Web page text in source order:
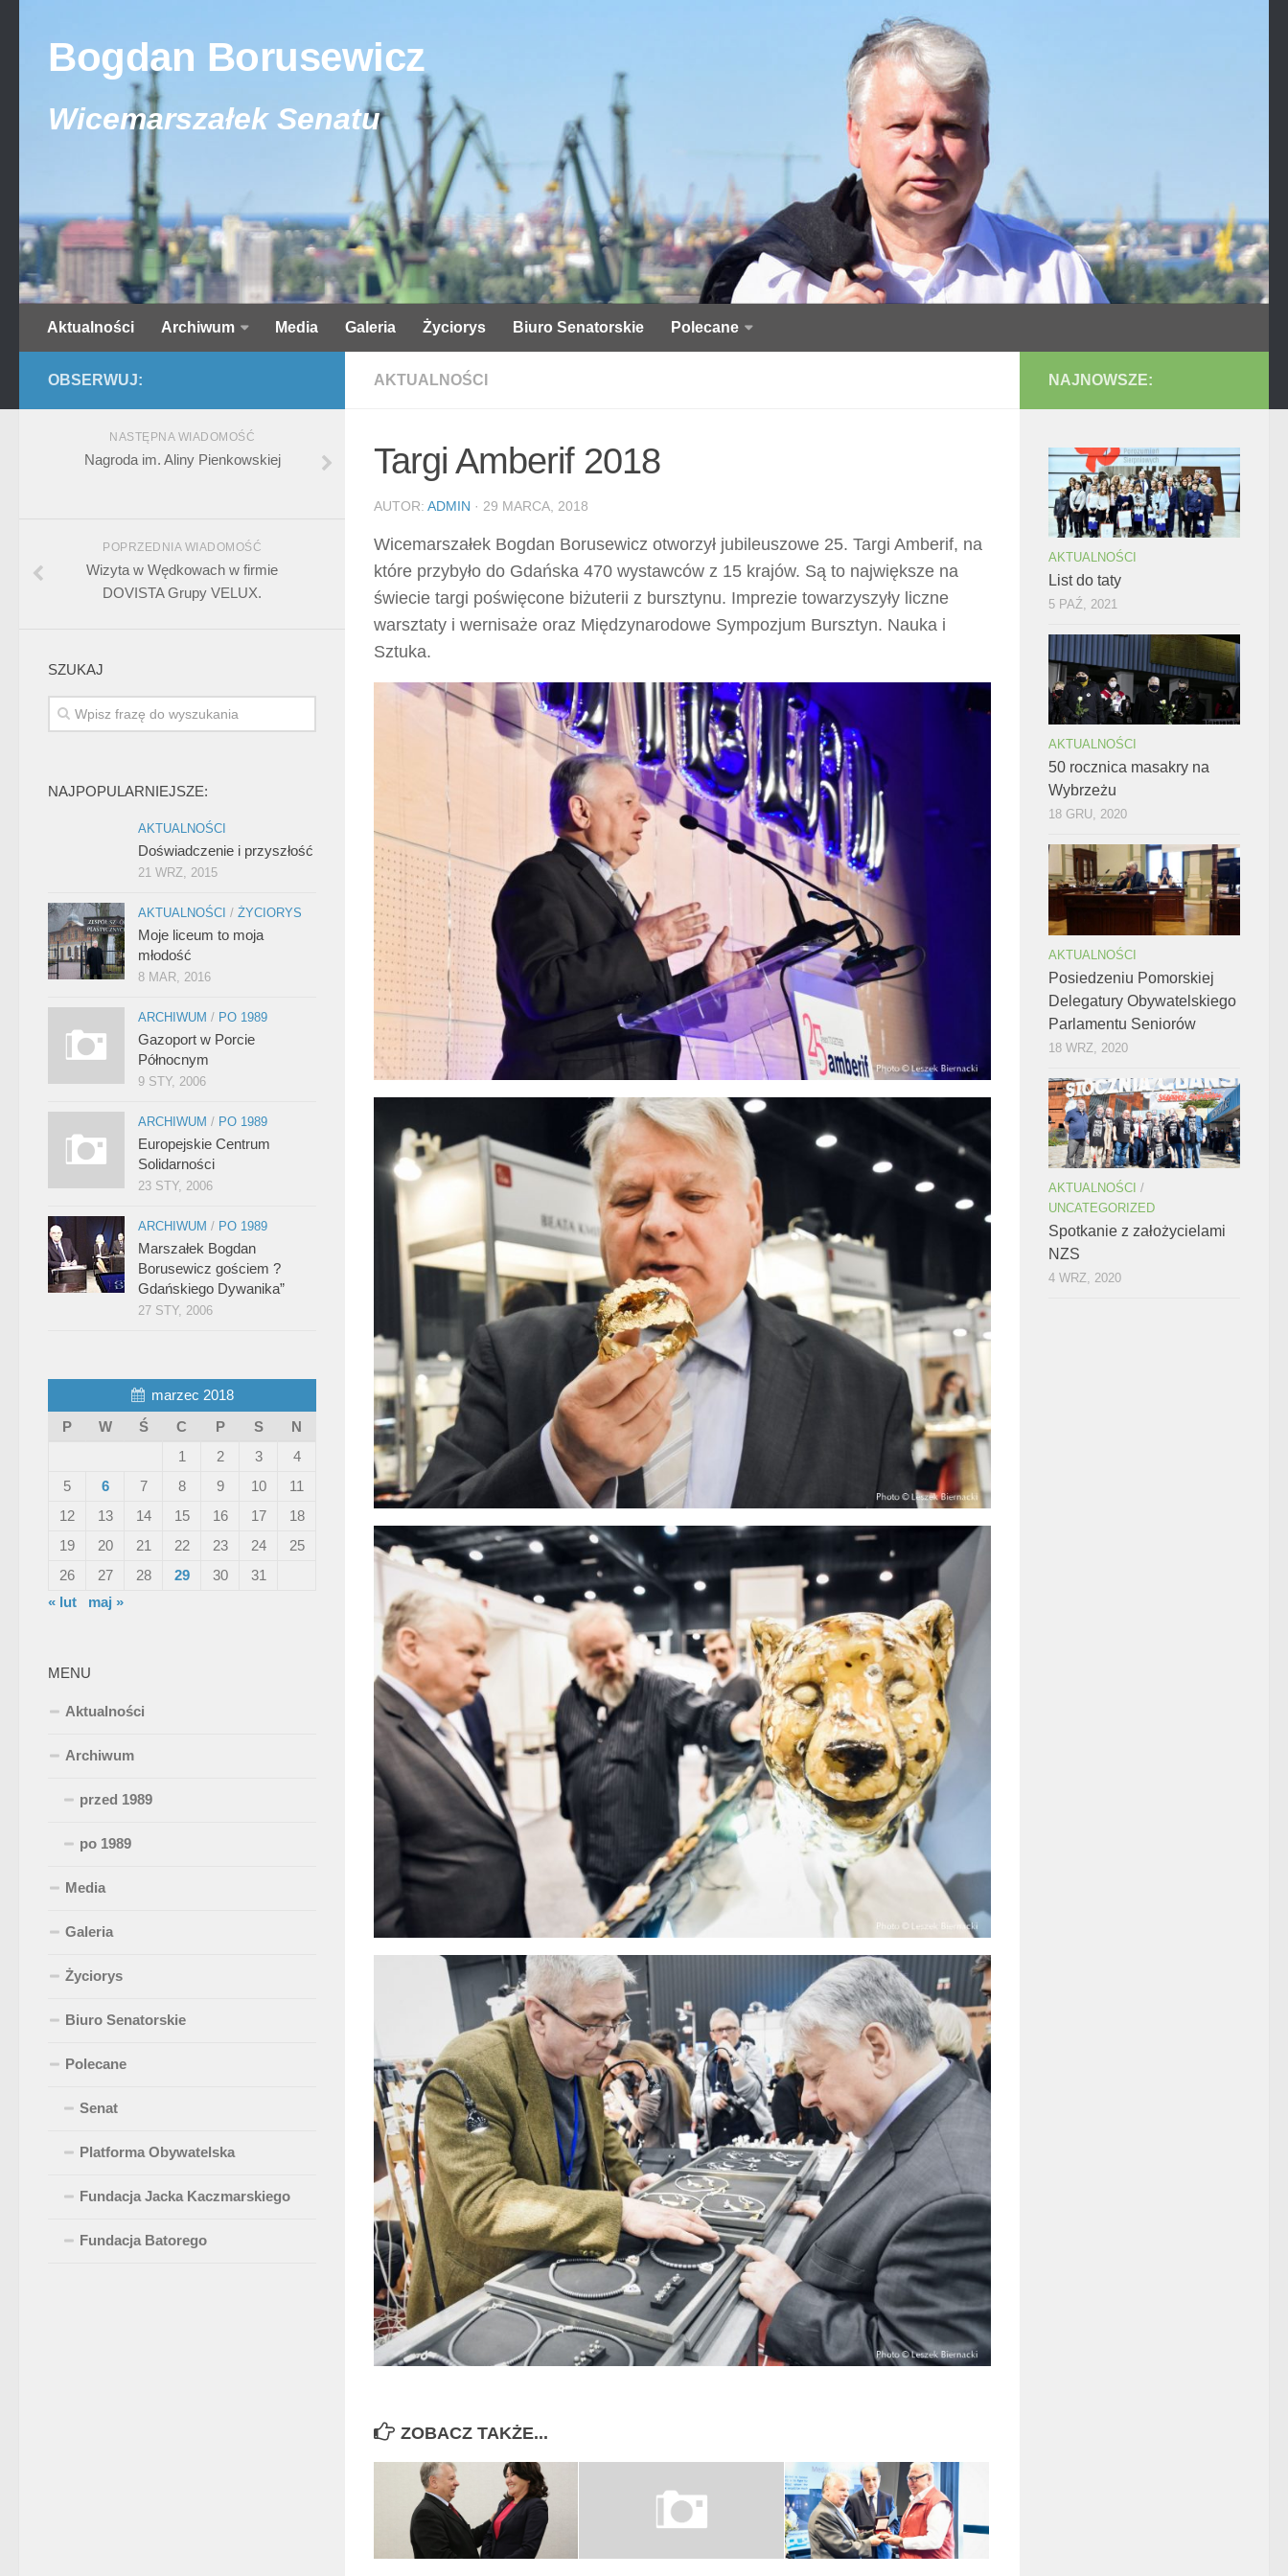
Bogdan Borusewicz
Wicemarszałek Senatu
Aktualności Archiwum Media Galeria Życiorys Biuro Senatorskie Polecane
AKTUALNOŚCI
Targi Amberif 2018
AUTOR: ADMIN · 29 MARCA, 2018
Wicemarszałek Bogdan Borusewicz otworzył jubileuszowe 25. Targi Amberif, na
które przybyło do Gdańska 470 wystawców z 15 krajów. Są to największe na
świecie targi poświęcone biżuterii z bursztynu. Imprezie towarzyszyły liczne
warsztaty i wernisaże oraz Międzynarodowe Sympozjum Bursztyn. Nauka i
Sztuka.
ZOBACZ TAKŻE...
OBSERWUJ:
NASTĘPNA WIADOMOŚĆ
Nagroda im. Aliny Pienkowskiej
POPRZEDNIA WIADOMOŚĆ
Wizyta w Wędkowach w firmie
DOVISTA Grupy VELUX.
SZUKAJ
NAJPOPULARNIEJSZE:
AKTUALNOŚCI
Doświadczenie i przyszłość
21 WRZ, 2015
AKTUALNOŚCI / ŻYCIORYS
Moje liceum to moja
młodość
8 MAR, 2016
ARCHIWUM / PO 1989
Gazoport w Porcie
Północnym
9 STY, 2006
ARCHIWUM / PO 1989
Europejskie Centrum
Solidarności
23 STY, 2006
ARCHIWUM / PO 1989
Marszałek Bogdan
Borusewicz gościem ?
Gdańskiego Dywanika”
27 STY, 2006
marzec 2018
P
W Ś C P S
N
1
2 3
4
5
6 7 8 9 10
11
12
13 14 15 16 17
18
19
20 21 22 23 24
25
26
27 28 29 30
31
« lut
maj »
MENU
Aktualności
Archiwum
przed 1989
po 1989
Media
Galeria
Życiorys
Biuro Senatorskie
Polecane
Senat
Platforma Obywatelska
Fundacja Jacka Kaczmarskiego
Fundacja Batorego
NAJNOWSZE:
AKTUALNOŚCI
List do taty
5 PAŹ, 2021
AKTUALNOŚCI
50 rocznica masakry na
Wybrzeżu
18 GRU, 2020
AKTUALNOŚCI
Posiedzeniu Pomorskiej
Delegatury Obywatelskiego
Parlamentu Seniorów
18 WRZ, 2020
AKTUALNOŚCI /
UNCATEGORIZED
Spotkanie z założycielami
NZS
4 WRZ, 2020